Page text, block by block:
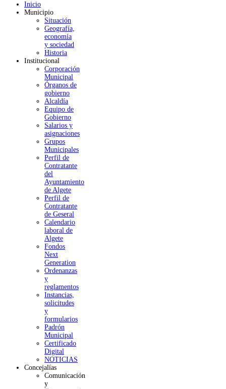
Inicio
Municipio
Situación
Geografía,
economía
y sociedad
Historia
Institucional
Corporación
Municipal
Órganos de
gobierno
Alcaldía
Equipo de
Gobierno
Salarios y
asignaciones
Grupos
Municipales
Perfil de
Contratante
del
Ayuntamiento
de Algete
Perfil de
Contratante
de Geseral
Calendario
laboral de
Algete
Fondos
Next
Generation
Ordenanzas
y
reglamentos
Instancias,
solicitudes
y
formularios
Padrón
Municipal
Certificado
Digital
NOTICIAS
Concejalías
Comunicación
y